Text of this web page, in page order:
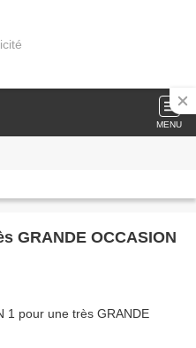
MENU
GRANDE OCCASION